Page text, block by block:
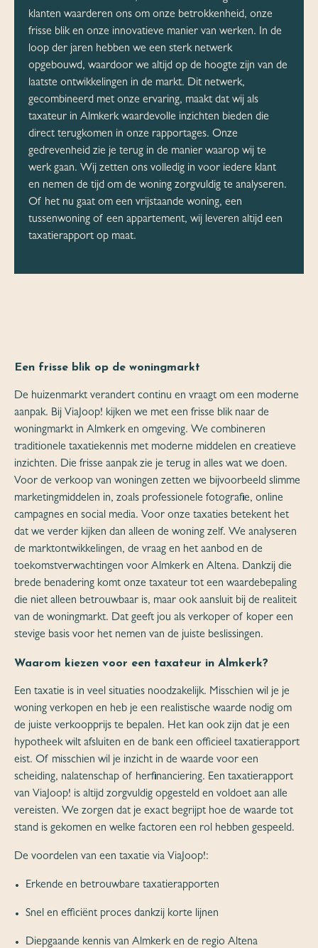
klanten waarderen ons om onze betrokkenheid, onze
frisse blik en onze innovatieve manier van werken. In de
loop der jaren hebben we een sterk netwerk
opgebouwd, waardoor we altijd op de hoogte zijn van de
laatste ontwikkelingen in de markt. Dit netwerk,
gecombineerd met onze ervaring, maakt dat wij als
taxateur in Almkerk waardevolle inzichten bieden die
direct terugkomen in onze rapportages. Onze
gedrevenheid zie je terug in de manier waarop wij te
werk gaan. Wij zetten ons volledig in voor iedere klant
en nemen de tijd om de woning zorgvuldig te analyseren.
Of het nu gaat om een vrijstaande woning, een
tussenwoning of een appartement, wij leveren altijd een
taxatierapport op maat.
Een frisse blik op de woningmarkt
De huizenmarkt verandert continu en vraagt om een moderne
aanpak. Bij ViaJoop! kijken we met een frisse blik naar de
woningmarkt in Almkerk en omgeving. We combineren
traditionele taxatiekennis met moderne middelen en creatieve
inzichten. Die frisse aanpak zie je terug in alles wat we doen.
Voor de verkoop van woningen zetten we bijvoorbeeld slimme
marketingmiddelen in, zoals professionele fotografie, online
campagnes en social media. Voor onze taxaties betekent het
dat we verder kijken dan alleen de woning zelf. We analyseren
de marktontwikkelingen, de vraag en het aanbod en de
toekomstverwachtingen voor Almkerk en Altena. Dankzij die
brede benadering komt onze taxateur tot een waardebepaling
die niet alleen betrouwbaar is, maar ook aansluit bij de realiteit
van de woningmarkt. Dat geeft jou als verkoper of koper een
stevige basis voor het nemen van de juiste beslissingen.
Waarom kiezen voor een taxateur in Almkerk?
Een taxatie is in veel situaties noodzakelijk. Misschien wil je je
woning verkopen en heb je een realistische waarde nodig om
de juiste verkoopprijs te bepalen. Het kan ook zijn dat je een
hypotheek wilt afsluiten en de bank een officieel taxatierapport
eist. Of misschien wil je inzicht in de waarde voor een
scheiding, nalatenschap of herfinanciering. Een taxatierapport
van ViaJoop! is altijd zorgvuldig opgesteld en voldoet aan alle
vereisten. We zorgen dat je exact begrijpt hoe de waarde tot
stand is gekomen en welke factoren een rol hebben gespeeld.
De voordelen van een taxatie via ViaJoop!:
Erkende en betrouwbare taxatierapporten
Snel en efficiënt proces dankzij korte lijnen
Diepgaande kennis van Almkerk en de regio Altena